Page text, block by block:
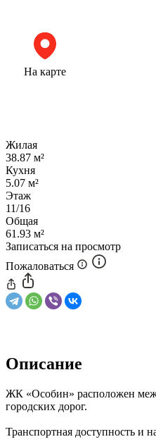
На карте
Жилая
38.87 м²
Кухня
5.07 м²
Этаж
11/16
Общая
61.93 м²
Записаться на просмотр
Пожаловаться
Описание
ЖК «Особин» расположен
городских дорог.
Транспортная доступность и